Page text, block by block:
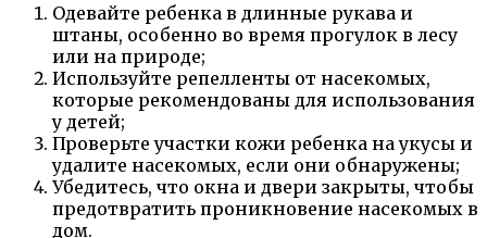
Одевайте ребенка в длинные рукава и
штаны, особенно во время прогулок в лесу
или на природе;
Используйте репелленты от насекомых,
которые рекомендованы для использования
у детей;
Проверьте участки кожи ребенка на укусы и
удалите насекомых, если они обнаружены;
Убедитесь, что окна и двери закрыты, чтобы
предотвратить проникновение насекомых в
дом.